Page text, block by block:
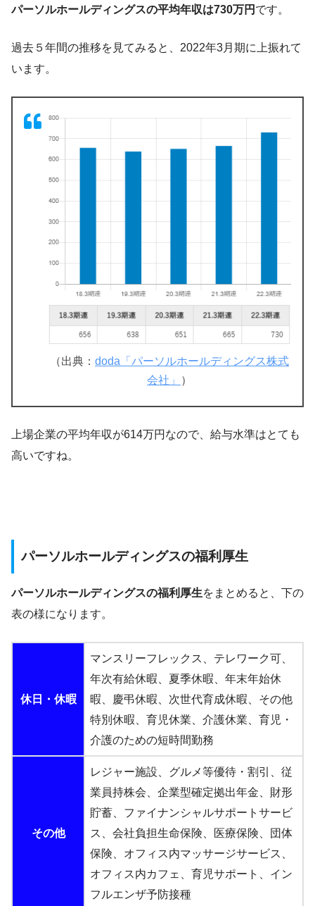
パーソルホールディングスの平均年収は730万円 です。
過去５年間の推移を見てみると、2022年3月期に上振れて
います。
（出典： doda「パーソルホールディングス株式
会社」
）
上場企業の平均年収が614万円なので、給与水準はとても
高いですね。
パーソルホールディングスの福利厚生
パーソルホールディングスの福利厚生をまとめると、下の
表の様になります。
休日・休暇
マンスリーフレックス、テレワーク可、
年次有給休暇、夏季休暇、年末年始休
暇、慶弔休暇、次世代育成休暇、その他
特別休暇、育児休業、介護休業、育児・
介護のための短時間勤務
その他
レジャー施設、グルメ等優待・割引、従
業員持株会、企業型確定拠出年金、財形
貯蓄、ファイナンシャルサポートサービ
ス、会社負担生命保険、医療保険、団体
保険、オフィス内マッサージサービス、
オフィス内カフェ、育児サポート、イン
フルエンザ予防接種